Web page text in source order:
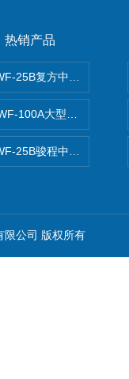
热销产品
25B复方中药材超微粉
100A大型中药材超微
25B骏程中草药超细粉
公司 版权所有